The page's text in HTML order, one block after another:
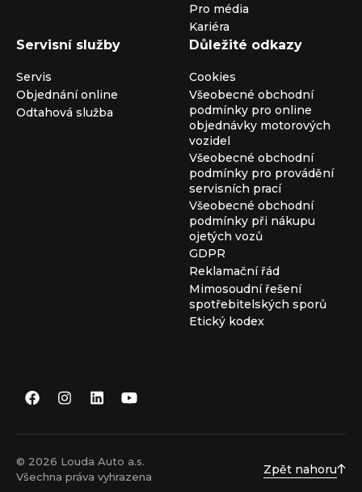
Pro média
Kariéra
Servisní služby
Servis
Objednání online
Odtahová služba
Důležité odkazy
Cookies
Všeobecné obchodní
podmínky pro online
objednávky motorových
vozidel
Všeobecné obchodní
podmínky pro provádění
servisních prací
Všeobecné obchodní
podmínky při nákupu
ojetých vozů
GDPR
Reklamační řád
Mimosoudní řešení
spotřebitelských sporů
Etický kodex
© 2026 Louda Auto a.s.
Všechna práva vyhrazena
Zpět nahoru